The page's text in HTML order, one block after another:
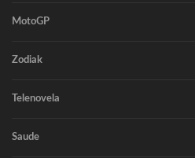
MotoGP
Zodiak
Telenovela
Saude